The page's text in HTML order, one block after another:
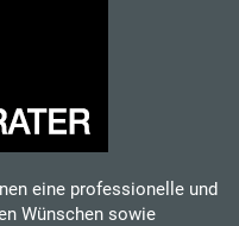
eine professionelle und
Wünschen sowie